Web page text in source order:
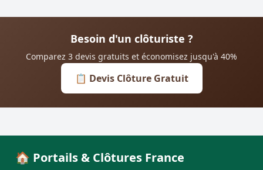
Besoin d'un clôturiste ?
Comparez 3 devis gratuits et économisez jusqu'à 40%
📋 Devis Clôture Gratuit
🏠 Portails & Clôtures France